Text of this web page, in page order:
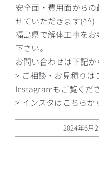
安全面・費用面から
せていただきます(^^)
福島県で解体工事を
下さい。
お問い合わせは下記
> ご相談・お見積りは
Instagramもご覧くだ
> インスタはこちら
2024年6月